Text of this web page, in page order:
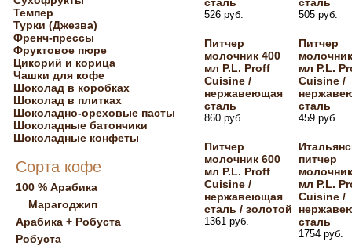
Темпер
Турки (Джезва)
Френч-прессы
Фруктовое пюре
Цикорий и корица
Чашки для кофе
Шоколад в коробках
Шоколад в плитках
Шоколадно-ореховые пасты
Шоколадные батончики
Шоколадные конфеты
Сорта кофе
100 % Арабика
Марагоджип
Арабика + Робуста
Робуста
526 руб. 505 руб.
Питчер
молочник 400
мл P.L. Proff
Cuisine /
нержавеющая
сталь
860 руб.
Питчер
мл P.L.
Cuisine /
сталь
459 руб.
Питчер
молочник 600
мл P.L. Proff
Cuisine /
нержавеющая
сталь / золотой
1361 руб.
питчер
мл P.L.
Cuisine /
сталь
1754 руб.